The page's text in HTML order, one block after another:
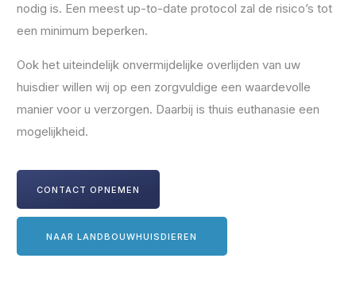
nodig is. Een meest up-to-date protocol zal de risico’s tot
een minimum beperken.
Ook het uiteindelijk onvermijdelijke overlijden van uw
huisdier willen wij op een zorgvuldige een waardevolle
manier voor u verzorgen. Daarbij is thuis euthanasie een
mogelijkheid.
CONTACT OPNEMEN
NAAR LANDBOUWHUISDIEREN